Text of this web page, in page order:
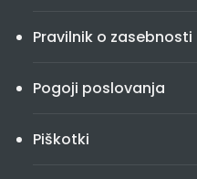
Pravilnik o zasebnosti
Pogoji poslovanja
Piškotki